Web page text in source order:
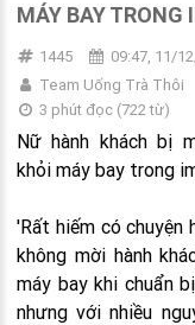
MÁY BAY TRONG
1445
09:47, 11/
Team Uống Trà Thôi
3 phút đọc(722từ)
Nữ hành khách bị
khỏi máy bay trong
'Rất hiếm có chuyện
không mời hành
máy bay khi chuẩn
nhưng với nhiều